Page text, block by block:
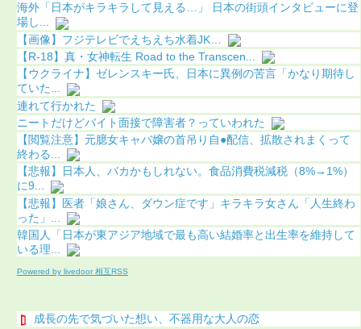
海外「日本がキラキラして見える…」 日本の街頭インタビューに登
場し...
【画像】フジテレビでえちえち水着JK…
【R-18】真・女神転生 Road to the Transcen...
【ウクライナ】ゼレンスキー氏、日本に異例の苦言「かなり期待し
ていた...
連れて行かれた
ニートだけどバイト面接で障害者？っていわれた
【閲覧注意】元臆女キャバ嬢の首吊り自●配信、拡散されまくって
終わる...
【悲報】日本人、バカかもしれない。食品消費税減税（8%→1%）
に9...
【悲報】医者「娘さん、ダウン症です」キラキラ女さん「人生終わ
った」...
韓国人「日本が東アジア地域で最も高い結婚率と出生率を維持して
いる理...
Powered by livedoor 相互RSS
成長の先で気づいた想い、不器用な大人の恋